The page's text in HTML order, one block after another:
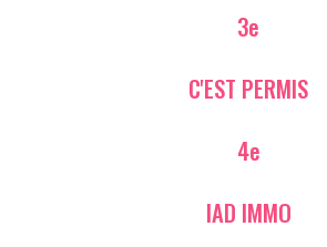
3e
C'EST PERMIS
4e
IAD IMMO